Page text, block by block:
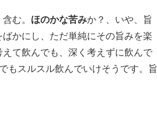
む。 ほのかな苦みか？、いや、旨
かにし、ただ単純にその旨みを楽
て飲んでも、深く考えずに飲んで
もスルスル飲んでいけそうです。旨